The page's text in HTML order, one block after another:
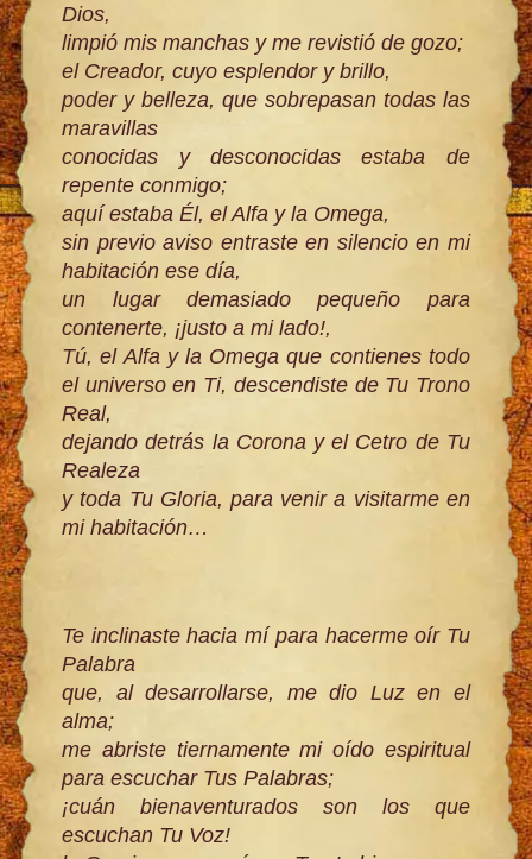
Dios,
limpió mis manchas y me revistió de gozo;
el Creador, cuyo esplendor y brillo,
poder y belleza, que sobrepasan todas las
maravillas
conocidas y desconocidas estaba de
repente conmigo;
aquí estaba Él, el Alfa y la Omega,
sin previo aviso entraste en silencio en mi
habitación ese día,
un lugar demasiado pequeño para
contenerte, ¡justo a mi lado!,
Tú, el Alfa y la Omega que contienes todo
el universo en Ti, descendiste de Tu Trono
Real,
dejando detrás la Corona y el Cetro de Tu
Realeza
y toda Tu Gloria, para venir a visitarme en
mi habitación…
Te inclinaste hacia mí para hacerme oír Tu
Palabra
que, al desarrollarse, me dio Luz en el
alma;
me abriste tiernamente mi oído espiritual
para escuchar Tus Palabras;
¡cuán bienaventurados son los que
escuchan Tu Voz!